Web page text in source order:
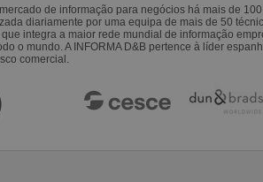
de informação para negócios há mais de
diariamente por uma equipa de mais de 50
integra a maior rede mundial de informação
o mundo. A INFORMA D&B pertence à líder
comercial.